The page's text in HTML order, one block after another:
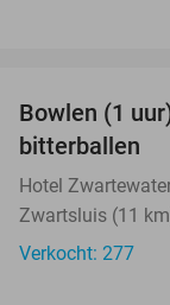
Bowlen (1
bitterballen
Hotel
Zwartsluis (11
Verkocht: 277